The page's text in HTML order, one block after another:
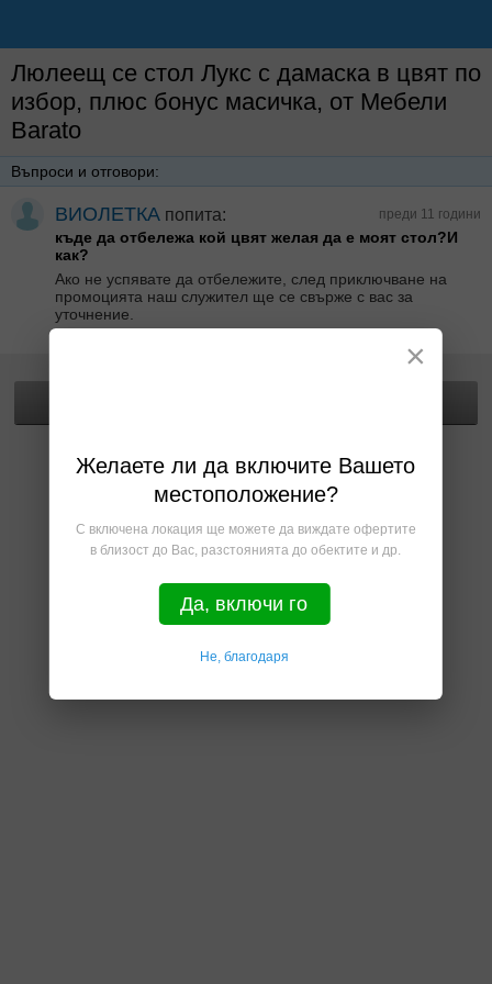
Люлеещ се стол Лукс с дамаска в цвят по
избор, плюс бонус масичка, от Мебели
Barato
Въпроси и отговори:
преди 11 години
ВИОЛЕТКА попита:
къде да отбележа кой цвят желая да е моят стол?И
как?
Ако не успявате да отбележите, след приключване на
промоцията наш служител ще се свърже с вас за
уточнение.
×
Желаете ли да включите Вашето
местоположение?
С включена локация ще можете да виждате офертите
в близост до Вас, разстоянията до обектите и др.
Да, включи го
Не, благодаря